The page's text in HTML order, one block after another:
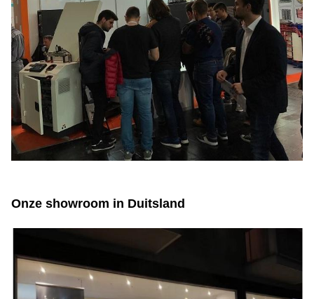
Onze showroom in Duitsland